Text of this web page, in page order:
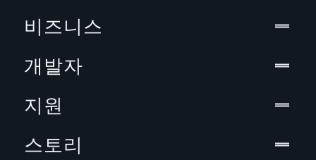
비즈니스
개발자
지원
스토리